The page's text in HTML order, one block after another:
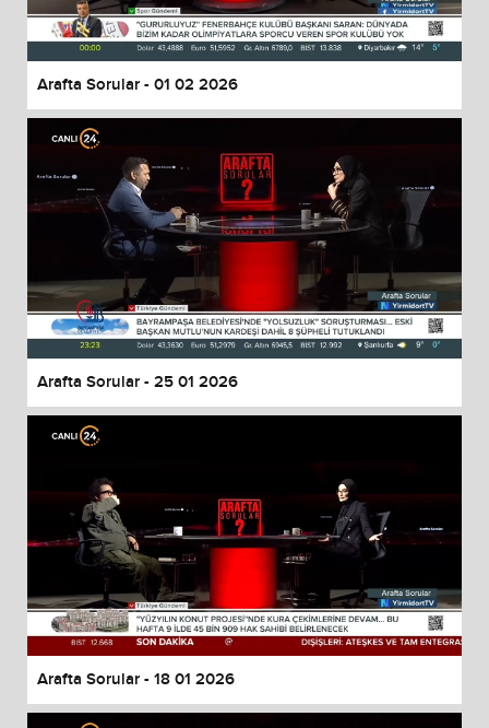
Arafta Sorular - 01 02 2026
Arafta Sorular - 25 01 2026
Arafta Sorular - 18 01 2026